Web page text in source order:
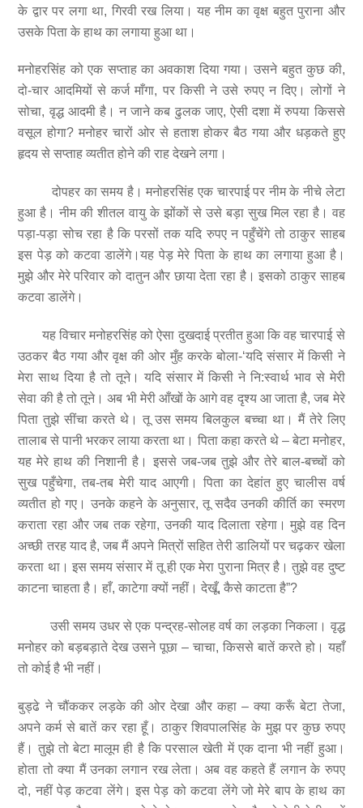
के द्वार पर लगा था, गिरवी रख लिया। यह नीम का वृक्ष बहुत पुराना और
उसके पिता के हाथ का लगाया हुआ था।
मनोहरसिंह को एक सप्ताह का अवकाश दिया गया। उसने बहुत कुछ की,
दो-चार आदमियों से कर्ज माँगा, पर किसी ने उसे रुपए न दिए। लोगों ने
सोचा, वृद्ध आदमी है। न जाने कब ढुलक जाए, ऐसी दशा में रुपया किससे
वसूल होगा? मनोहर चारों ओर से हताश होकर बैठ गया और धड़कते हुए
हृदय से सप्ताह व्यतीत होने की राह देखने लगा।
दोपहर का समय है। मनोहरसिंह एक चारपाई पर नीम के नीचे लेटा
हुआ है। नीम की शीतल वायु के झोंकों से उसे बड़ा सुख मिल रहा है। वह
पड़ा-पड़ा सोच रहा है कि परसों तक यदि रुपए न पहुँचेंगे तो ठाकुर साहब
इस पेड़ को कटवा डालेंगे।यह पेड़ मेरे पिता के हाथ का लगाया हुआ है।
मुझे और मेरे परिवार को दातुन और छाया देता रहा है। इसको ठाकुर साहब
कटवा डालेंगे।
यह विचार मनोहरसिंह को ऐसा दुखदाई प्रतीत हुआ कि वह चारपाई से
उठकर बैठ गया और वृक्ष की ओर मुँह करके बोला-‘यदि संसार में किसी ने
मेरा साथ दिया है तो तूने। यदि संसार में किसी ने नि:स्वार्थ भाव से मेरी
सेवा की है तो तूने। अब भी मेरी आँखों के आगे वह दृश्य आ जाता है, जब मेरे
पिता तुझे सींचा करते थे। तू उस समय बिलकुल बच्चा था। मैं तेरे लिए
तालाब से पानी भरकर लाया करता था। पिता कहा करते थे – बेटा मनोहर,
यह मेरे हाथ की निशानी है। इससे जब-जब तुझे और तेरे बाल-बच्चों को
सुख पहुँचेगा, तब-तब मेरी याद आएगी। पिता का देहांत हुए चालीस वर्ष
व्यतीत हो गए। उनके कहने के अनुसार, तू सदैव उनकी कीर्ति का स्मरण
कराता रहा और जब तक रहेगा, उनकी याद दिलाता रहेगा। मुझे वह दिन
अच्छी तरह याद है, जब मैं अपने मित्रों सहित तेरी डालियों पर चढ़कर खेला
करता था। इस समय संसार में तू ही एक मेरा पुराना मित्र है। तुझे वह दुष्ट
काटना चाहता है। हाँ, काटेगा क्यों नहीं। देखूँ, कैसे काटता है”?
उसी समय उधर से एक पन्द्रह-सोलह वर्ष का लड़का निकला। वृद्ध
मनोहर को बड़बड़ाते देख उसने पूछा – चाचा, किससे बातें करते हो। यहाँ
तो कोई है भी नहीं।
बुड्ढे ने चौंककर लड़के की ओर देखा और कहा – क्या करूँ बेटा तेजा,
अपने कर्म से बातें कर रहा हूँ। ठाकुर शिवपालसिंह के मुझ पर कुछ रुपए
हैं। तुझे तो बेटा मालूम ही है कि परसाल खेती में एक दाना भी नहीं हुआ।
होता तो क्या मैं उनका लगान रख लेता। अब वह कहते हैं लगान के रुपए
दो, नहीं पेड़ कटवा लेंगे। इस पेड़ को कटवा लेंगे जो मेरे बाप के हाथ का